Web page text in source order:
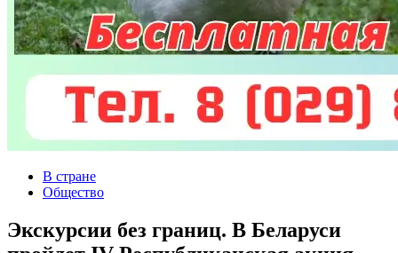
В стране
Общество
Экскурсии без границ. В Беларуси